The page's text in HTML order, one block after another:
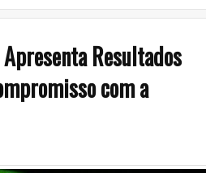
Resultados
com a